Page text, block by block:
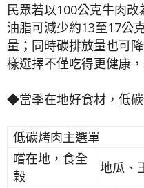
民眾若以100公克牛肉
油脂可減少約13至17公
量；同時碳排放量也可
樣選擇不僅吃得更健康
◆當季在地好食材，低
低碳烤肉主選單
嚐在地，食全
榖
地瓜、